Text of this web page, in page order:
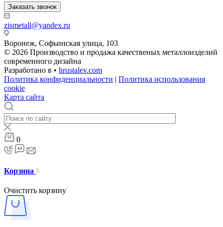
Заказать звонок
zismetall@yandex.ru
Воронеж, Софьинская улица, 103
© 2026 Производство и продажа качественых металлоизделий
современного дизайна
Разработано в • hrustalev.com
Политика конфиденциальности | Политика использования
cookie
Карта сайта
0
Корзина
Очистить корзину